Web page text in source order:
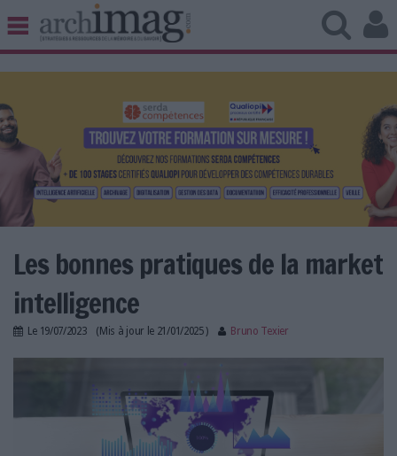
BIBLIOTHÈQUE ÉDITION
UNIVERS DATA
TRAVAIL COLLABORATIF
VIE NUMÉRIQUE
NUMÉRIQUE RESPONSABLE
LES DOSSIERS
LES GUIDES PRATIQUES
LES BASES DE DONNÉES
Les bonnes pratiques de la market
intelligence
Le 19/07/2023 (Mis à jour le 21/01/2025) Bruno Texier
intelligence.jpg